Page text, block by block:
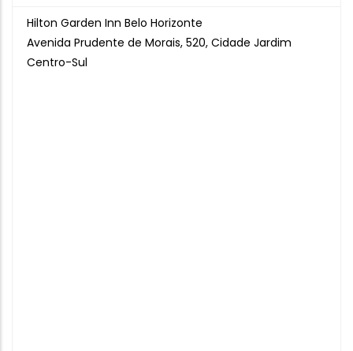
Hilton Garden Inn Belo Horizonte
Avenida Prudente de Morais, 520, Cidade Jardim
Centro-Sul